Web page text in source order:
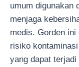
umum digunakan
menjaga
medis. Gorden
risiko
yang dapat